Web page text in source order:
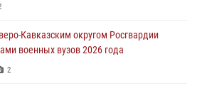
Росгвардии продолжаются мероприятия
1
навыки тактической
Кавказским округом Росгвардии
военных вузов 2026 года
2